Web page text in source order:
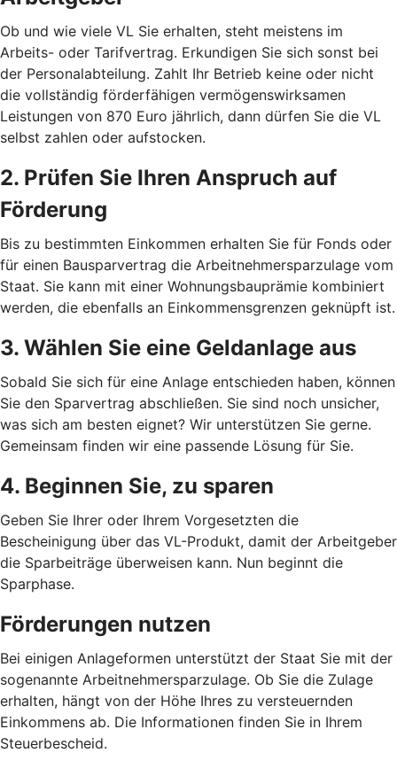
Ob und wie viele VL Sie erhalten, steht meistens im
Arbeits- oder Tarifvertrag. Erkundigen Sie sich sonst bei
der Personalabteilung. Zahlt Ihr Betrieb keine oder nicht
die vollständig förderfähigen vermögenswirksamen
Leistungen von 870 Euro jährlich, dann dürfen Sie die VL
selbst zahlen oder aufstocken.
2. Prüfen Sie Ihren Anspruch auf
Förderung
Bis zu bestimmten Einkommen erhalten Sie für Fonds oder
für einen Bausparvertrag die Arbeitnehmersparzulage vom
Staat. Sie kann mit einer Wohnungsbauprämie kombiniert
werden, die ebenfalls an Einkommensgrenzen geknüpft ist.
3. Wählen Sie eine Geldanlage aus
Sobald Sie sich für eine Anlage entschieden haben, können
Sie den Sparvertrag abschließen. Sie sind noch unsicher,
was sich am besten eignet? Wir unterstützen Sie gerne.
Gemeinsam finden wir eine passende Lösung für Sie.
4. Beginnen Sie, zu sparen
Geben Sie Ihrer oder Ihrem Vorgesetzten die
Bescheinigung über das VL-Produkt, damit der Arbeitgeber
die Sparbeiträge überweisen kann. Nun beginnt die
Sparphase.
Förderungen nutzen
Bei einigen Anlageformen unterstützt der Staat Sie mit der
sogenannte Arbeitnehmersparzulage. Ob Sie die Zulage
erhalten, hängt von der Höhe Ihres zu versteuernden
Einkommens ab. Die Informationen finden Sie in Ihrem
Steuerbescheid.